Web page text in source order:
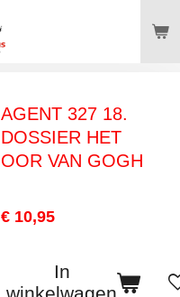
AGENT 327 18.
DOSSIER HET
OOR VAN GOGH
€ 10,95
In